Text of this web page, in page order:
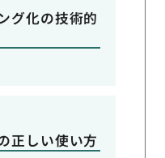
グ化の技術的
正しい使い方